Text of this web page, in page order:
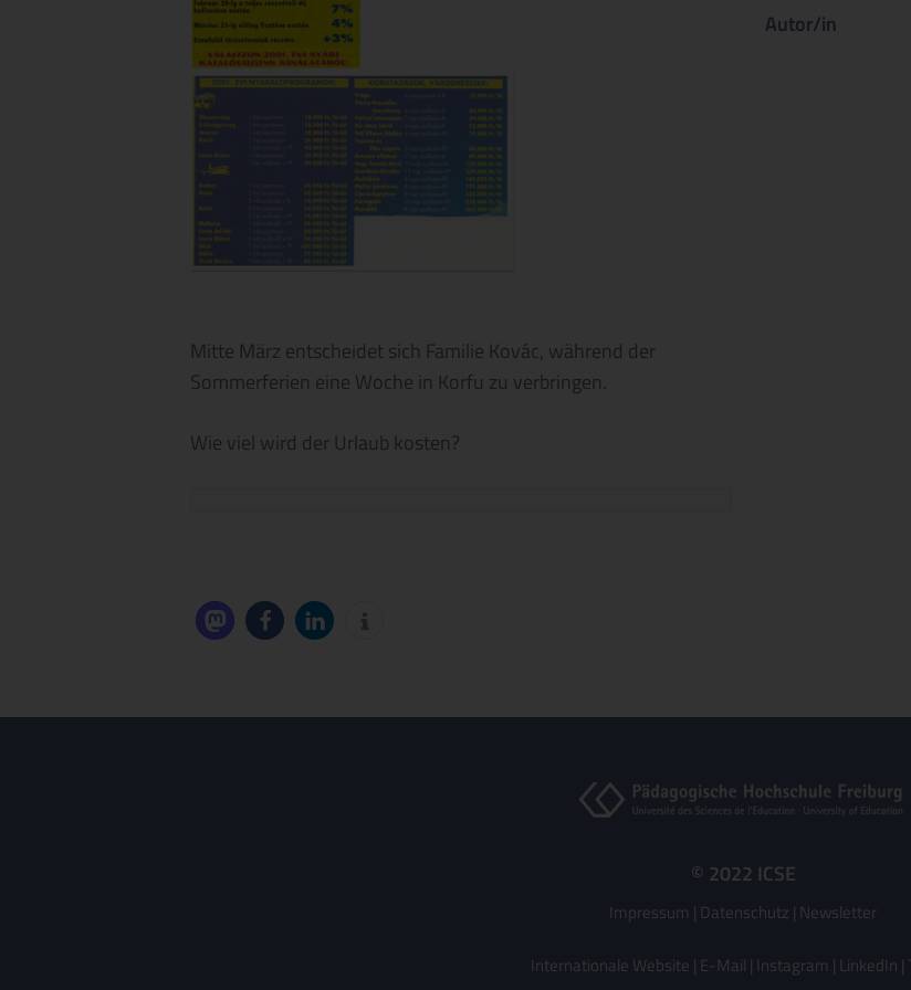
Mitte März entscheidet sich Familie Kovác, während der
Sommerferien eine Woche in Korfu zu verbringen.
Wie viel wird der Urlaub kosten?
Autor/in
© 2022 ICSE
Impressum | Datenschutz | Newsletter
Internationale Website | E-Mail | Instagram | LinkedIn |